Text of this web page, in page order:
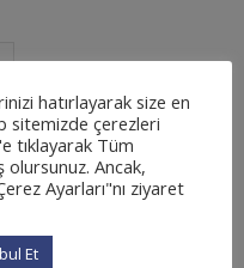
hatırlayarak size en
sitemizde çerezleri
tıklayarak Tüm
olursunuz. Ancak,
Ayarları"nı ziyaret
Et